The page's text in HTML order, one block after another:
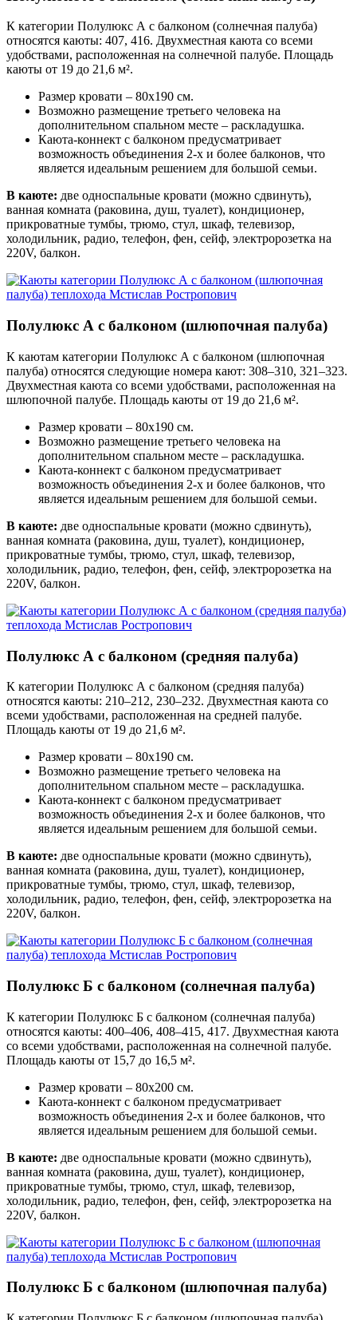
К категории Полулюкс А с балконом (солнечная палуба)
относятся каюты: 407, 416. Двухместная каюта со всеми
удобствами, расположенная на солнечной палубе. Площадь
каюты от 19 до 21,6 м².
Размер кровати – 80х190 см.
Возможно размещение третьего человека на
дополнительном спальном месте – раскладушка.
Каюта-коннект с балконом предусматривает
возможность объединения 2-х и более балконов, что
является идеальным решением для большой семьи.
В каюте: две односпальные кровати (можно сдвинуть),
ванная комната (раковина, душ, туалет), кондиционер,
прикроватные тумбы, трюмо, стул, шкаф, телевизор,
холодильник, радио, телефон, фен, сейф, электророзетка на
220V, балкон.
Полулюкс А с балконом (шлюпочная палуба)
К каютам категории Полулюкс А с балконом (шлюпочная
палуба) относятся следующие номера кают: 308–310, 321–323.
Двухместная каюта со всеми удобствами, расположенная на
шлюпочной палубе. Площадь каюты от 19 до 21,6 м².
Размер кровати – 80х190 см.
Возможно размещение третьего человека на
дополнительном спальном месте – раскладушка.
Каюта-коннект с балконом предусматривает
возможность объединения 2-х и более балконов, что
является идеальным решением для большой семьи.
В каюте: две односпальные кровати (можно сдвинуть),
ванная комната (раковина, душ, туалет), кондиционер,
прикроватные тумбы, трюмо, стул, шкаф, телевизор,
холодильник, радио, телефон, фен, сейф, электророзетка на
220V, балкон.
Полулюкс А с балконом (средняя палуба)
К категории Полулюкс А с балконом (средняя палуба)
относятся каюты: 210–212, 230–232. Двухместная каюта со
всеми удобствами, расположенная на средней палубе.
Площадь каюты от 19 до 21,6 м².
Размер кровати – 80х190 см.
Возможно размещение третьего человека на
дополнительном спальном месте – раскладушка.
Каюта-коннект с балконом предусматривает
возможность объединения 2-х и более балконов, что
является идеальным решением для большой семьи.
В каюте: две односпальные кровати (можно сдвинуть),
ванная комната (раковина, душ, туалет), кондиционер,
прикроватные тумбы, трюмо, стул, шкаф, телевизор,
холодильник, радио, телефон, фен, сейф, электророзетка на
220V, балкон.
Полулюкс Б с балконом (солнечная палуба)
К категории Полулюкс Б с балконом (солнечная палуба)
относятся каюты: 400–406, 408–415, 417. Двухместная каюта
со всеми удобствами, расположенная на солнечной палубе.
Площадь каюты от 15,7 до 16,5 м².
Размер кровати – 80х200 см.
Каюта-коннект с балконом предусматривает
возможность объединения 2-х и более балконов, что
является идеальным решением для большой семьи.
В каюте: две односпальные кровати (можно сдвинуть),
ванная комната (раковина, душ, туалет), кондиционер,
прикроватные тумбы, трюмо, стул, шкаф, телевизор,
холодильник, радио, телефон, фен, сейф, электророзетка на
220V, балкон.
Полулюкс Б с балконом (шлюпочная палуба)